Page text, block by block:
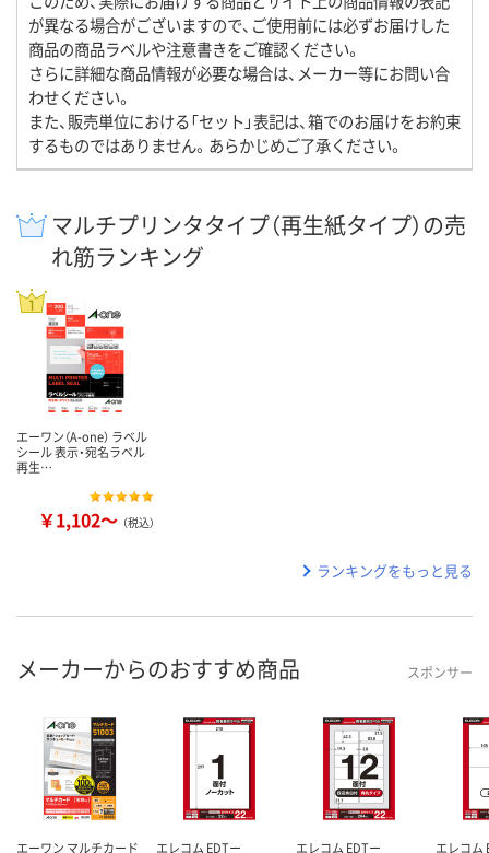
が異なる場合がございますので、ご使用前には必ずお届けした
商品の商品ラベルや注意書きをご確認ください。
さらに詳細な商品情報が必要な場合は、メーカー等にお問い合
わせください。
また、販売単位における「セット」表記は、箱でのお届けをお約束
するものではありません。あらかじめご了承ください。
マルチプリンタタイプ（再生紙タイプ）の売
れ筋ランキング
エーワン（A-one） ラベル
シール 表示・宛名ラベル
再生…
￥1,102～ （税込）
ランキングをもっと見る
メーカーからのおすすめ商品 スポンサー
エーワン マルチカード
エレコム EDTー
エレコム EDTー
エレコム